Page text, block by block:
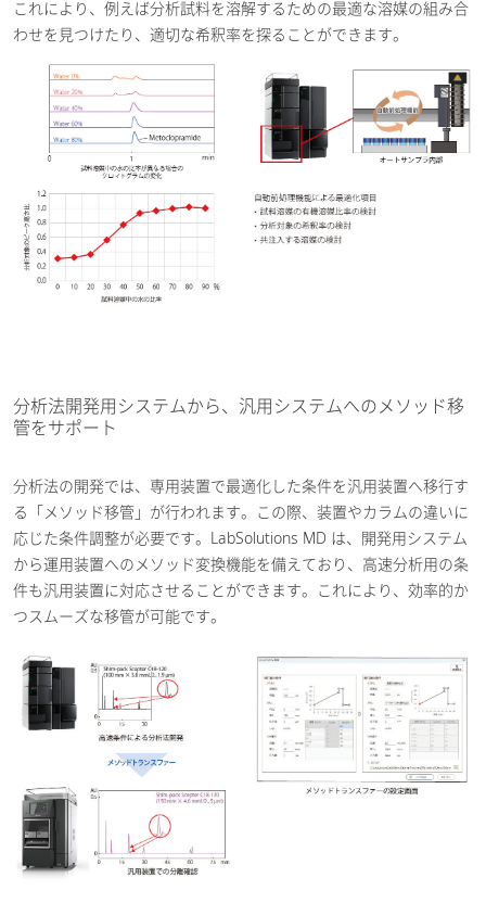
これにより、例えば分析試料を溶解するための最適な溶媒の組み合
わせを見つけたり、適切な希釈率を探ることができます。
分析法開発用システムから、汎用システムへのメソッド移
管をサポート
分析法の開発では、専用装置で最適化した条件を汎用装置へ移行す
る「メソッド移管」が行われます。この際、装置やカラムの違いに
応じた条件調整が必要です。LabSolutions MD は、開発用システム
から運用装置へのメソッド変換機能を備えており、高速分析用の条
件も汎用装置に対応させることができます。これにより、効率的か
つスムーズな移管が可能です。